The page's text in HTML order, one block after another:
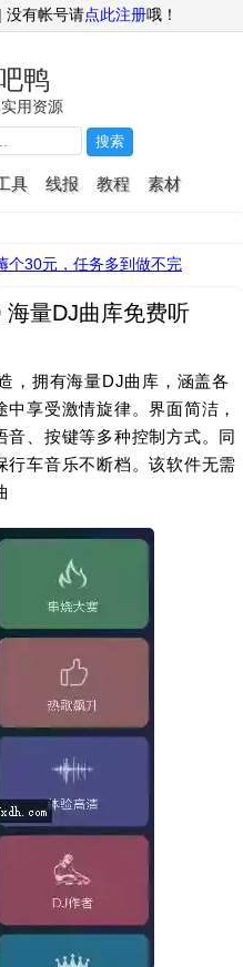
鸭
用资源
搜索
具 线报 教程 素材
| 没有帐号请点此注册哦！
个30元，任务多到做不完
量DJ曲库免费听
，拥有海量DJ曲库，涵盖各
享受激情旋律。界面简洁，
、按键等多种控制方式。同
行车音乐不断档。该软件无需